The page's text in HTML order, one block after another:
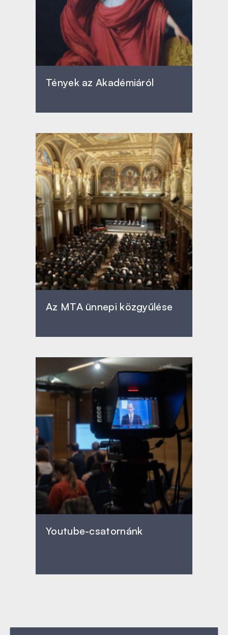
Tények az Akadémiáról
Az MTA ünnepi közgyűlése
Youtube-csatornánk